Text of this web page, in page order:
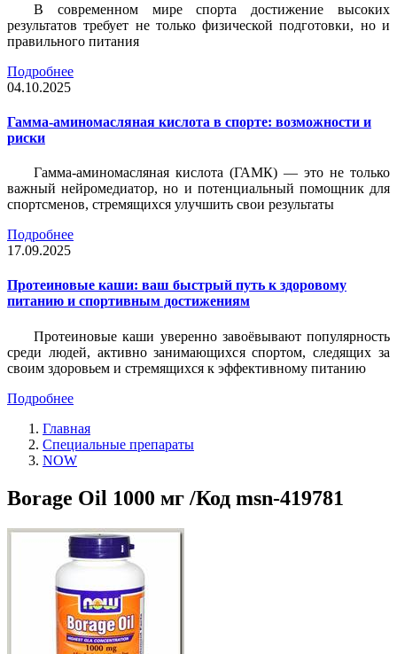
В современном мире спорта достижение высоких
результатов требует не только физической подготовки, но и
правильного питания
Подробнее
04.10.2025
Гамма-аминомасляная кислота в спорте: возможности и
риски
Гамма-аминомасляная кислота (ГАМК) — это не только
важный нейромедиатор, но и потенциальный помощник для
спортсменов, стремящихся улучшить свои результаты
Подробнее
17.09.2025
Протеиновые каши: ваш быстрый путь к здоровому
питанию и спортивным достижениям
Протеиновые каши уверенно завоёвывают популярность
среди людей, активно занимающихся спортом, следящих за
своим здоровьем и стремящихся к эффективному питанию
Подробнее
Главная
Специальные препараты
NOW
Borage Oil 1000 мг /Код msn-419781